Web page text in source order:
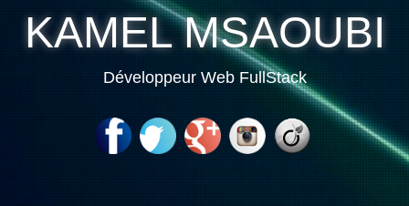
KAMEL MSAOUBI
Développeur Web FullStack